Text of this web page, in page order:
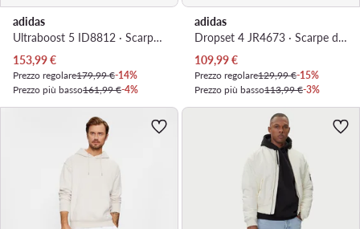
adidas
Ultraboost 5 ID8812 · Scarpe running
Prezzo attuale
153,99€
Prezzo regolare179,99 €-14%
Prezzo più basso161,99 €-4%
adidas
Dropset 4 JR4673 · Scarpe da palestra
Prezzo attuale
109,99€
Prezzo regolare129,99 €-15%
Prezzo più basso113,99 €-3%